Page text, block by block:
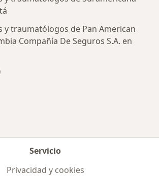
y traumatólogos de Pan American
Compañía De Seguros S.A. en
Servicio
Privacidad y cookies